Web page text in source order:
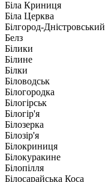
Біла Криниця
Біла Церква
Білгород-Дністровський
Белз
Білики
Білине
Білки
Біловодськ
Білогородка
Білогірськ
Білогір'я
Білозерка
Білозір'я
Білокриниця
Білокуракине
Білопілля
Білосарайська Коса